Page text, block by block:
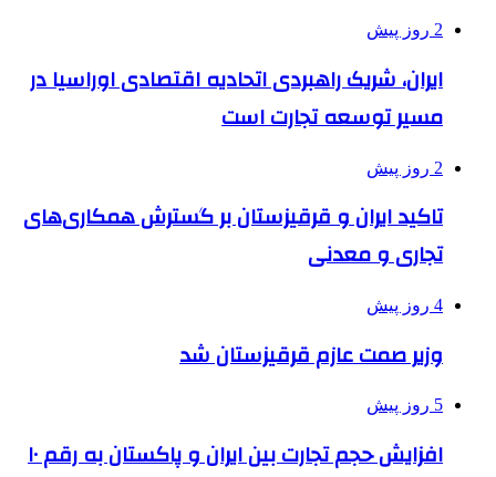
2 روز پیش
ایران، شریک راهبردی اتحادیه اقتصادی اوراسیا در
مسیر توسعه تجارت است
2 روز پیش
تاکید ایران و قرقیزستان بر گسترش همکاری‌های
تجاری و معدنی
4 روز پیش
وزیر صمت عازم قرقیزستان شد
5 روز پیش
افزایش حجم تجارت بین ایران و پاکستان به رقم ۱۰